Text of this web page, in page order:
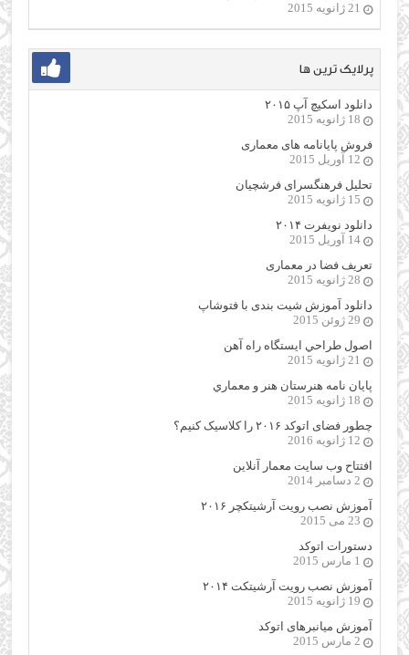
21 ژانویه 2015
پرلایک ترین ها
دانلود اسکیچ آپ ۲۰۱۵
18 ژانویه 2015
فروش پایانامه های معماری
12 آوریل 2015
تحلیل فرهنگسرای فرشچیان
15 ژانویه 2015
دانلود نویفرت ۲۰۱۴
14 آوریل 2015
تعریف فضا در معماری
28 ژانویه 2015
دانلود آموزش شیت بندی با فتوشاپ
29 ژوئن 2015
اصول طراحي ایستگاه راه آهن
21 ژانویه 2015
پایان نامه هنرستان هنر و معماري
18 ژانویه 2015
چطور فضای اتوکد ۲۰۱۶ را کلاسیک کنیم؟
12 ژانویه 2016
افتتاح وب سایت معمار آنلاین
2 دسامبر 2014
آموزش نصب رویت آرشیتکچر ۲۰۱۶
23 می 2015
دستورات اتوکد
1 مارس 2015
آموزش نصب رویت آرشیتکت ۲۰۱۴
19 ژانویه 2015
آموزش میانبرهای اتوکد
2 مارس 2015